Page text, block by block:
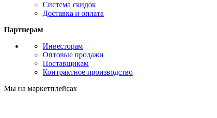
Система скидок
Доставка и оплата
Партнерам
Инвесторам
Оптовые продажи
Поставщикам
Контрактное производство
Мы на маркетплейсах